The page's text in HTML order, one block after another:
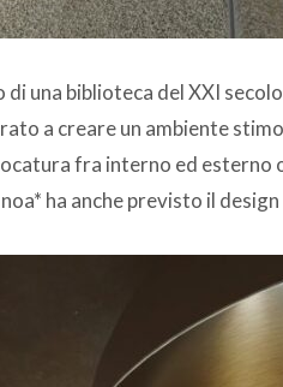
una biblioteca del XXI
a creare un ambiente
fra interno ed esterno
ha anche previsto il